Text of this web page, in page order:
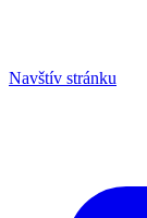
Navštív stránku